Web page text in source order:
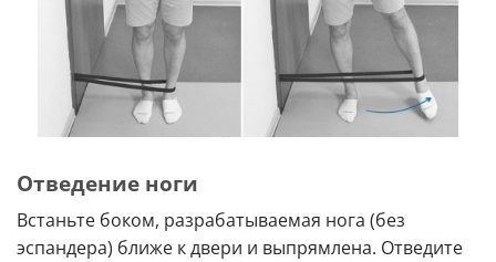
Отведение ноги
Встаньте боком, разрабатываемая нога (без
эспандера) ближе к двери и выпрямлена. Отведите